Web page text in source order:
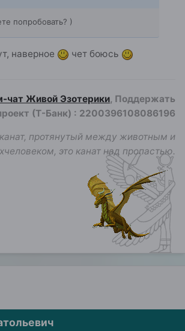
попробовать? )
наверное чет боюсь
чат Живой Эзотерики, Поддержать
(Т-Банк) : 2200396108086196
протянутый между животным и
это канат над пропастью.